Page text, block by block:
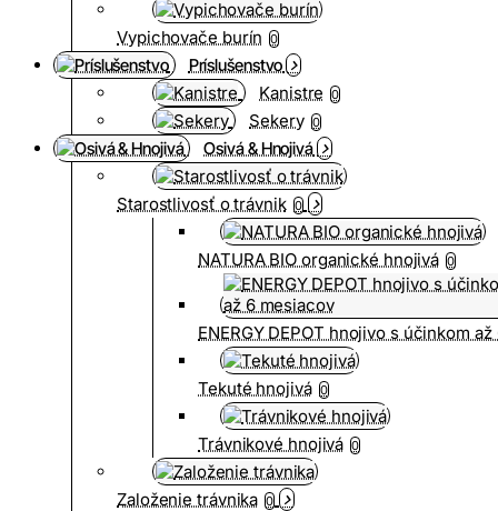
Vypichovače burín 0
Príslušenstvo
Kanistre 0
Sekery 0
Osivá & Hnojivá
Starostlivosť o trávnik 0
NATURA BIO organické hnojivá 0
ENERGY DEPOT hnojivo s účinkom
Tekuté hnojivá 0
Trávnikové hnojivá 0
Založenie trávnika 0